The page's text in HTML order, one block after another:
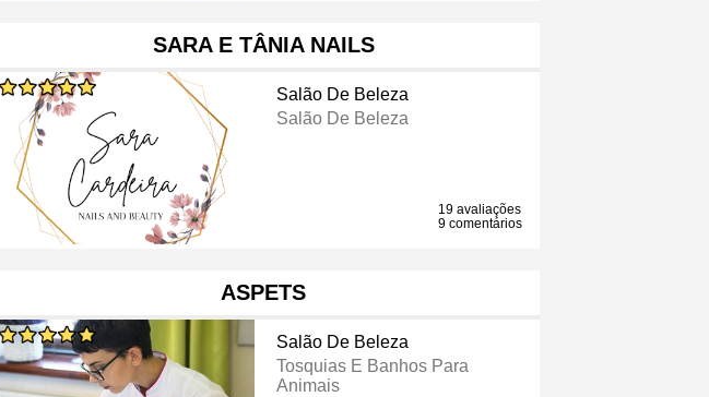
SARA E TÂNIA NAILS
Salão De Beleza
Salão De Beleza
19 avaliações
9 comentários
ASPETS
Salão De Beleza
Tosquias E Banhos Para
Animais